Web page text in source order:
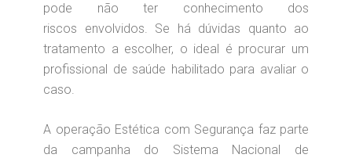
pode não ter conhecimento dos
riscos envolvidos. Se há dúvidas quanto ao
tratamento a escolher, o ideal é procurar um
profissional de saúde habilitado para avaliar o
caso.
A operação Estética com Segurança faz parte
da campanha do Sistema Nacional de